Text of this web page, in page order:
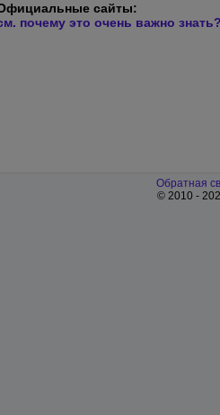
сайты:
почему это очень важно знать?
Обратная
© 2010 -